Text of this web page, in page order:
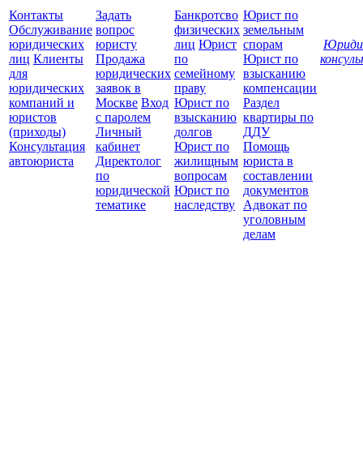
Контакты
Обслуживание
юридических
лиц Клиенты
для
юридических
компаний и
юристов
(приходы)
Консультация
автоюриста
Задать
вопрос
юристу
Продажа
юридических
заявок в
Москве Вход
с паролем
Личный
кабинет
Директолог
по
юридической
тематике
Банкротсво
физических
лиц Юрист
по
семейному
праву
Юрист по
взысканию
долгов
Юрист по
жилищным
вопросам
Юрист по
наследству
Юрист по
земельным
спорам
Юрист по
взысканию
компенсации
Раздел
квартиры по
ДДУ
Помощь
юриста в
составлении
документов
Адвокат по
уголовным
делам